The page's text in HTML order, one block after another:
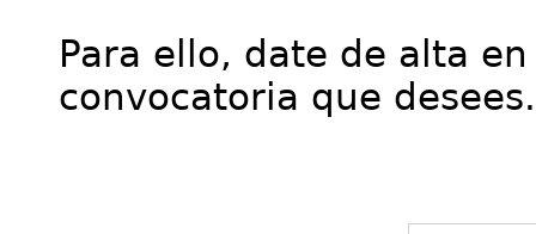
Para ello, date de alta
convocatoria que desees.